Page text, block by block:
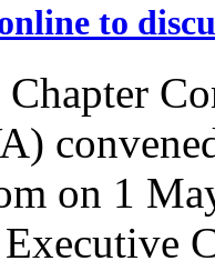
to
on 1